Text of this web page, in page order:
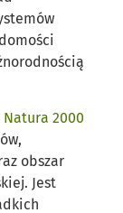
Natura 2000
obszar
Jest